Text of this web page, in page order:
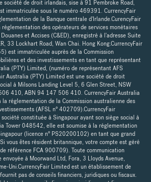
société de droit irlandais, sise à 91 Pembroke Road,
immatriculée sous le numéro 469391. CurrencyFair
de la Banque centrale d'Irlande.CurencyFair
des opérateurs de services monétaires
et Accises (C&ED), enregistré à l'adresse Suite
33 Lockhart Road, Wan Chai. Hong Kong.CurrencyFair
est immatriculée auprès de la Commission
et des investissements en tant que représentant
(PTY) Limited, (numéro de représentant AFS
Australia (PTY) Limited est une société de droit
à Milsons Landing Level 5, 6 Glen Street, NSW
410, ABN 94 147 506 410. CurrencyFair Australia
la réglementation de la Commission australienne des
(AFSL n° 402709).CurrencyFair
constituée à Singapour ayant son siège social à
Tower 048542, elle est soumise à la réglementation
(licence n° PS20200102) en tant que grand
vous êtes résident britannique, votre compte est géré
référence FCA 900709). Toute communication
à Moorwand Ltd, Fora, 3 Lloyds Avenue,
Uni.CurrencyFair Limited est un établissement de
pas de conseils financiers, juridiques ou fiscaux.